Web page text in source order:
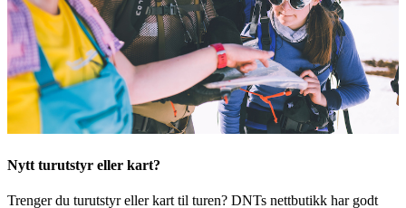
Nytt turutstyr eller kart?
Trenger du turutstyr eller kart til turen? DNTs nettbutikk har godt